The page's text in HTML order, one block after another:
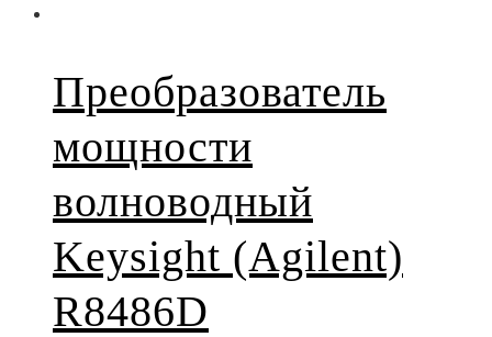
Преобразователь
мощности
волноводный
Keysight (Agilent)
R8486D